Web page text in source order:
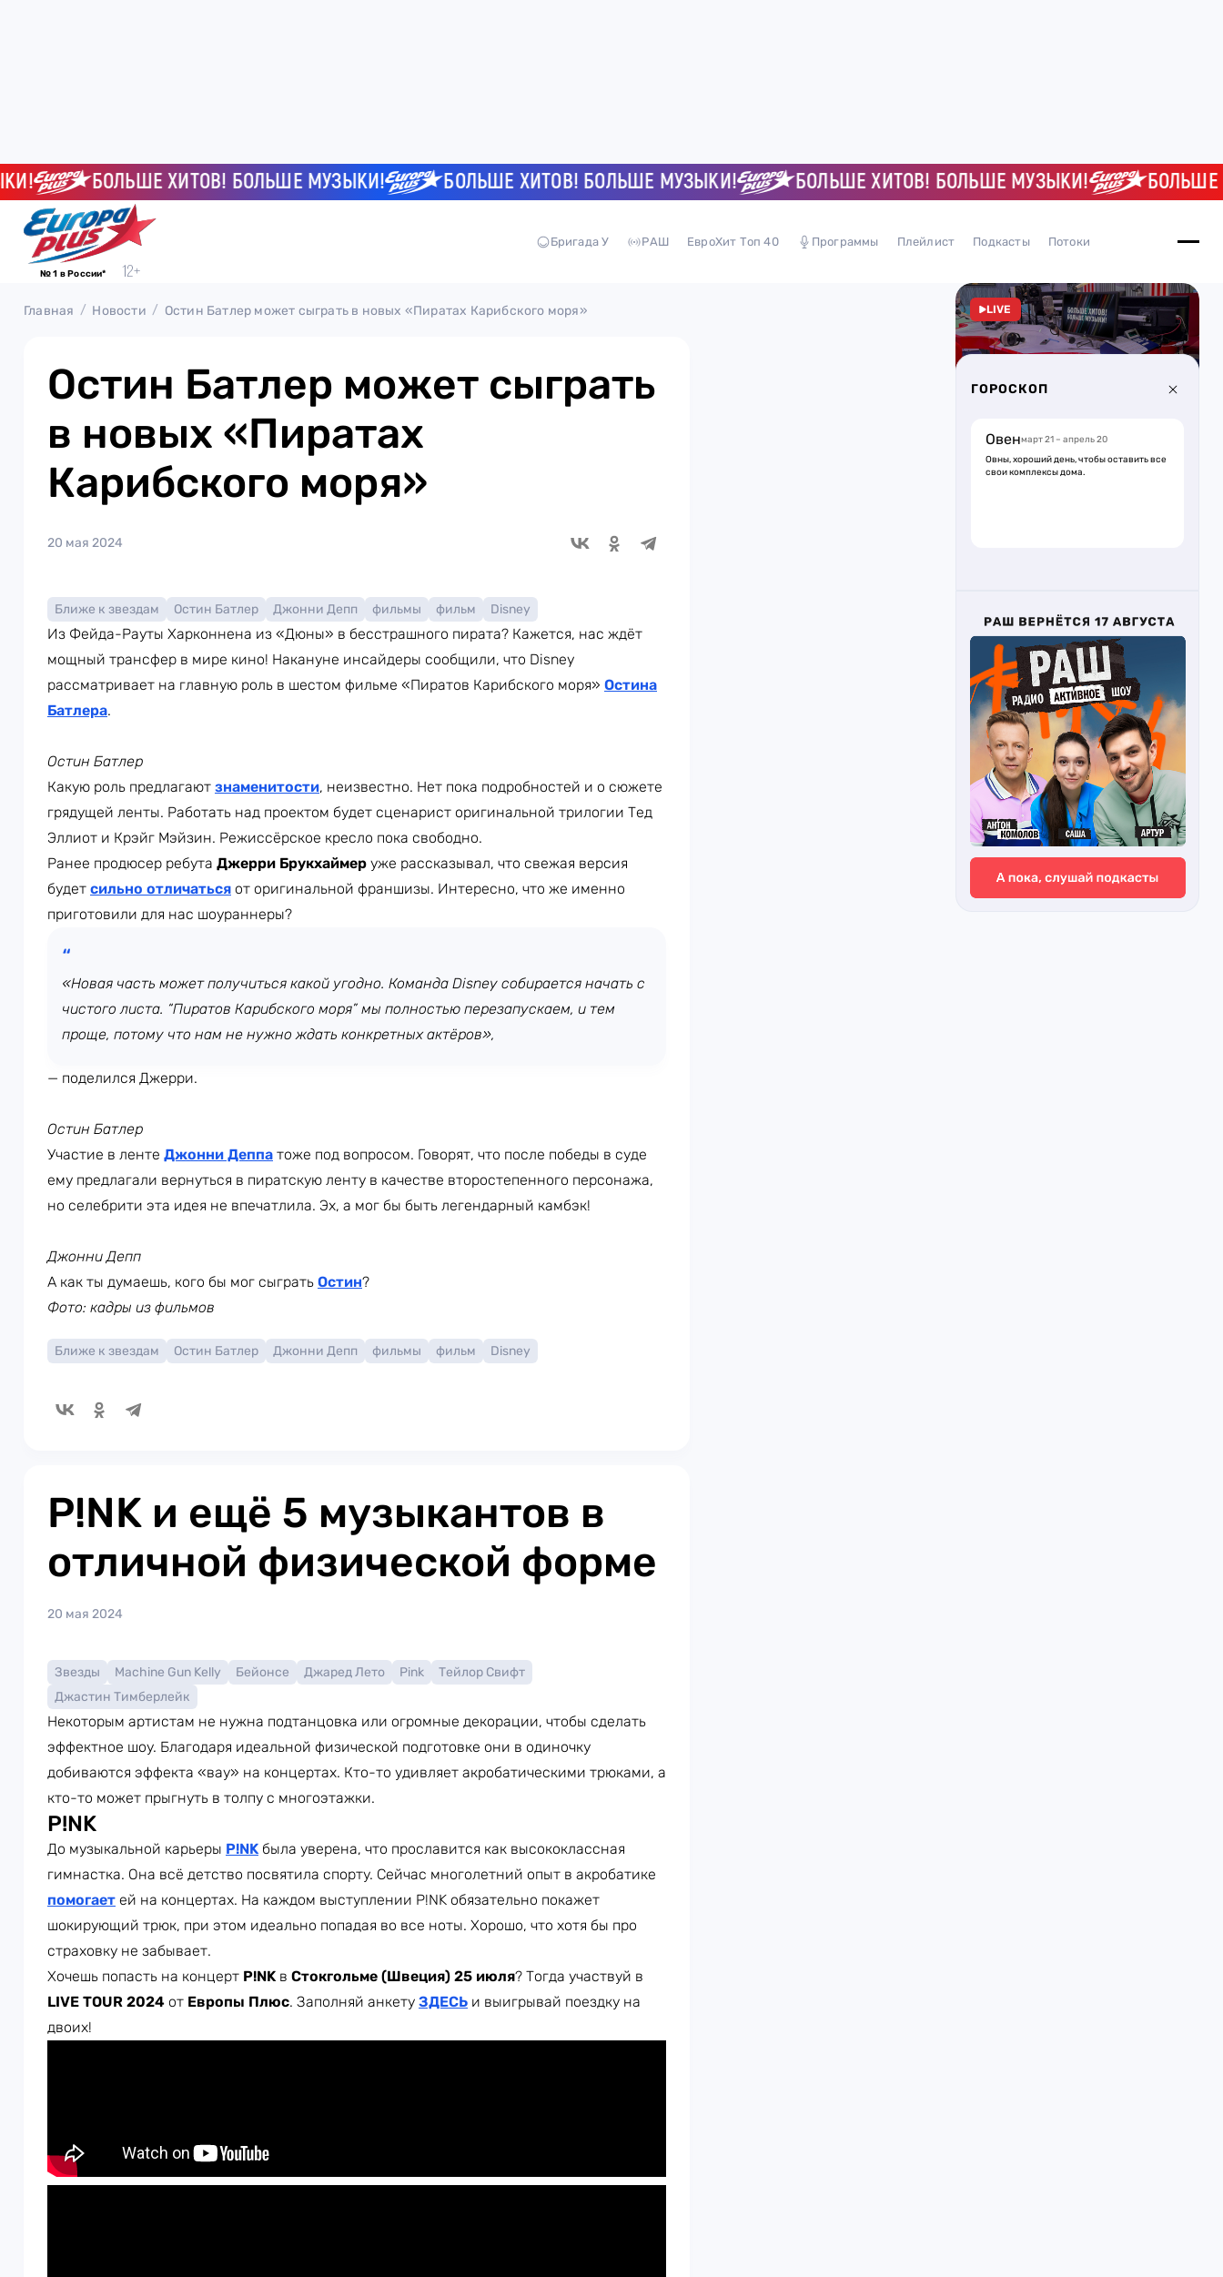
БОЛЬШЕ ХИТОВ! БОЛЬШЕ МУЗЫКИ! БОЛЬШЕ ХИТОВ! БОЛЬШЕ МУЗЫКИ! БОЛЬШЕ ХИТОВ! БОЛЬШЕ МУЗЫКИ! БОЛЬШЕ
№ 1 в России*
Бригада У РАШ ЕвроХит Топ 40 Программы Плейлист Подкасты Потоки
Главная Новости Остин Батлер может сыграть в новых «Пиратах Карибского моря»
Остин Батлер может сыграть
в новых «Пиратах
Карибского моря»
20 мая 2024
Ближе к звездам Остин Батлер Джонни Депп фильмы фильм Disney
Из Фейда-Рауты Харконнена из «Дюны» в бесстрашного пирата? Кажется, нас ждёт
мощный трансфер в мире кино! Накануне инсайдеры сообщили, что Disney
рассматривает на главную роль в шестом фильме «Пиратов Карибского моря» Остина
Батлера.
Остин Батлер
Какую роль предлагают знаменитости, неизвестно. Нет пока подробностей и о сюжете
грядущей ленты. Работать над проектом будет сценарист оригинальной трилогии Тед
Эллиот и Крэйг Мэйзин. Режиссёрское кресло пока свободно.
Ранее продюсер ребута Джерри Брукхаймер уже рассказывал, что свежая версия
будет сильно отличаться от оригинальной франшизы. Интересно, что же именно
приготовили для нас шоураннеры?
«Новая часть может получиться какой угодно. Команда Disney собирается начать с
чистого листа. “Пиратов Карибского моря” мы полностью перезапускаем, и тем
проще, потому что нам не нужно ждать конкретных актёров»,
— поделился Джерри.
Остин Батлер
Участие в ленте Джонни Деппа тоже под вопросом. Говорят, что после победы в суде
ему предлагали вернуться в пиратскую ленту в качестве второстепенного персонажа,
но селебрити эта идея не впечатлила. Эх, а мог бы быть легендарный камбэк!
Джонни Депп
А как ты думаешь, кого бы мог сыграть Остин?
Фото: кадры из фильмов
Ближе к звездам Остин Батлер Джонни Депп фильмы фильм Disney
P!NK и ещё 5 музыкантов в
отличной физической форме
20 мая 2024
Звезды Machine Gun Kelly Бейонсе Джаред Лето Pink
Тейлор Свифт
Джастин Тимберлейк
Некоторым артистам не нужна подтанцовка или огромные декорации, чтобы сделать
эффектное шоу. Благодаря идеальной физической подготовке они в одиночку
добиваются эффекта «вау» на концертах. Кто-то удивляет акробатическими трюками, а
кто-то может прыгнуть в толпу с многоэтажки.
P!NK
До музыкальной карьеры P!NK была уверена, что прославится как высококлассная
гимнастка. Она всё детство посвятила спорту. Сейчас многолетний опыт в акробатике
помогает ей на концертах. На каждом выступлении P!NK обязательно покажет
шокирующий трюк, при этом идеально попадая во все ноты. Хорошо, что хотя бы про
страховку не забывает.
Хочешь попасть на концерт P!NK в Стокгольме (Швеция) 25 июля? Тогда участвуй в
LIVE TOUR 2024 от Европы Плюс. Заполняй анкету ЗДЕСЬ и выигрывай поездку на
двоих!
LIVE
ГОРОСКОП
Овенмарт 21 – апрель 20
Овны, хороший день, чтобы оставить все
свои комплексы дома.